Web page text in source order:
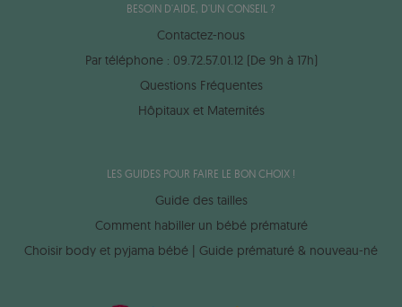
BESOIN D'AIDE, D'UN CONSEIL ?
Contactez-nous
Par téléphone : 09.72.57.01.12 (De 9h à 17h)
Questions Fréquentes
Hôpitaux et Maternités
LES GUIDES POUR FAIRE LE BON CHOIX !
Guide des tailles
Comment habiller un bébé prématuré
Choisir body et pyjama bébé | Guide prématuré & nouveau-né